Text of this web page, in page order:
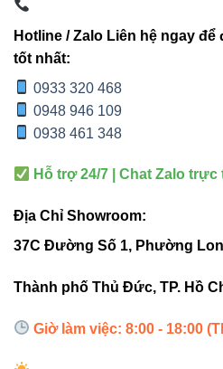
Tiết kiệm điện:
Tuổi thọ dài:
Ánh sáng trung thực:
Thiết kế thẩm mỹ:Lắp
Điều chỉnh ánh sáng:
nhiều nhu cầu.
Hotline / Zalo Liên hệ ngay
tốt nhất:
0933 320 468
0948 946 109
0938 461 348
Hỗ trợ 24/7 | Chat Zalo trực
Địa Chỉ Showroom:
37C Đường Số 1, Phường
Thành phố Thủ Đức, TP. Hồ
Giờ làm việc: 8:00 - 18:00